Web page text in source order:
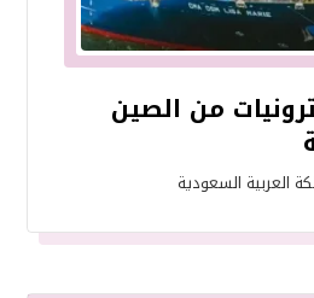
من الصين
العربية السعودية